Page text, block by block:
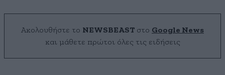
Ακολουθήστε το NEWSBEAST στο Google News
και μάθετε πρώτοι όλες τις ειδήσεις